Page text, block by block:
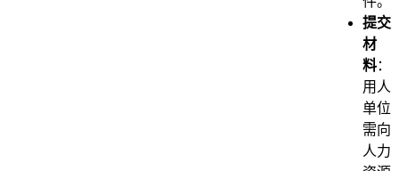
提交
材
料：
用人
单位
需向
人力